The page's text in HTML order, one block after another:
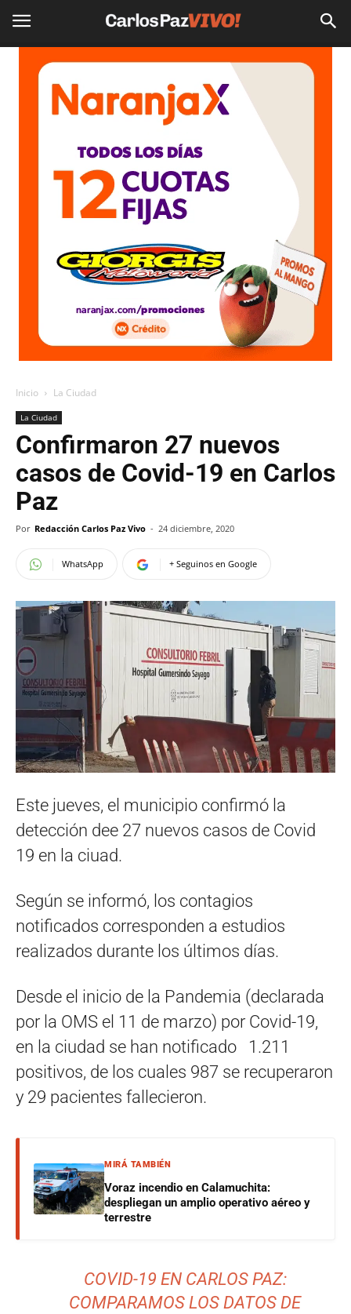
Inicio La Ciudad
La Ciudad
Confirmaron 27 nuevos
casos de Covid-19 en Carlos
Paz
Por Redacción Carlos Paz Vivo - 24 diciembre, 2020
WhatsApp + Seguinos en Google
Este jueves, el municipio confirmó la
detección dee 27 nuevos casos de Covid
19 en la ciuad.
Según se informó, los contagios
notificados corresponden a estudios
realizados durante los últimos días.
Desde el inicio de la Pandemia (declarada
por la OMS el 11 de marzo) por Covid-19,
en la ciudad se han notificado 1.211
positivos, de los cuales 987 se recuperaron
y 29 pacientes fallecieron.
MIRÁ TAMBIÉN
Voraz incendio en Calamuchita:
despliegan un amplio operativo aéreo y
terrestre
COVID-19 EN CARLOS PAZ:
COMPARAMOS LOS DATOS DE